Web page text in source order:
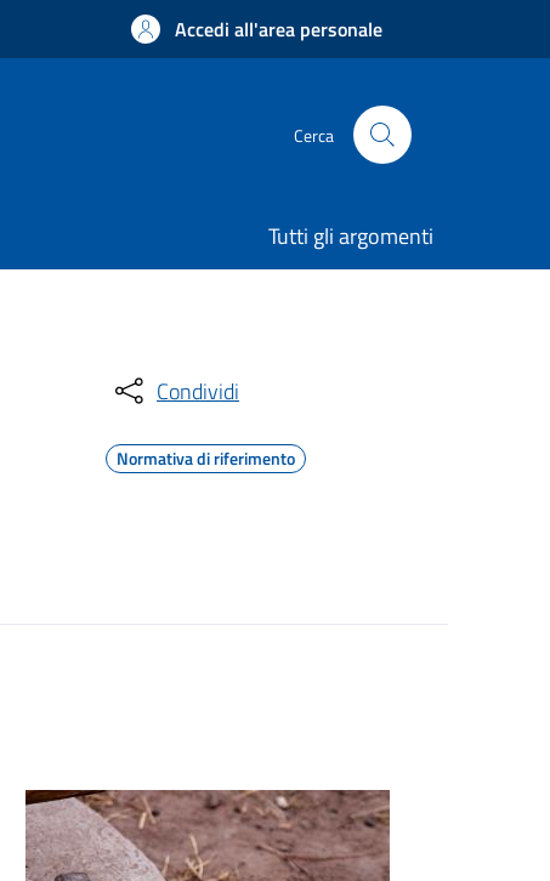
Accedi all'area personale
Cerca
Tutti gli argomenti
Condividi
Normativa di riferimento